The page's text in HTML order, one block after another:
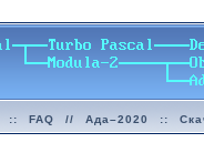
:: FAQ // Ада–2020 ::